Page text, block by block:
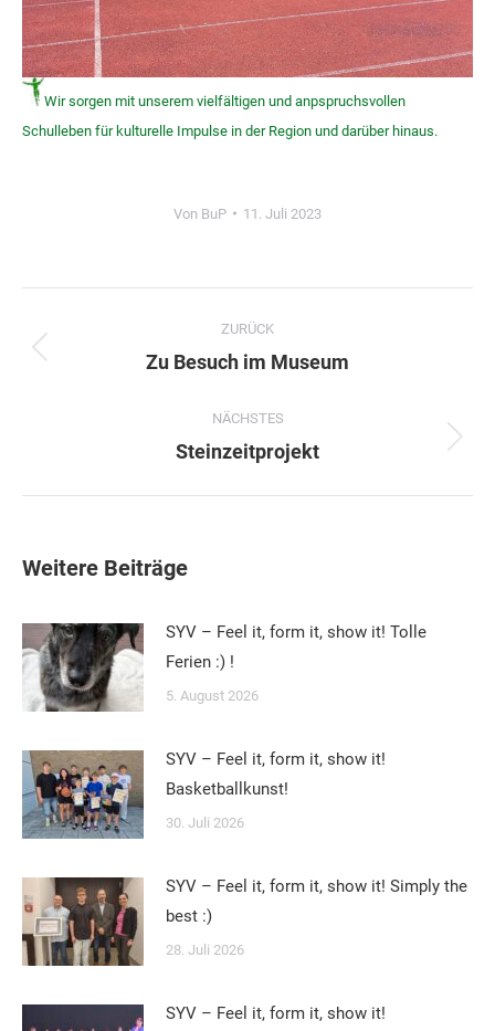
Wir sorgen mit unserem vielfältigen und anpspruchsvollen
Schulleben für kulturelle Impulse in der Region und darüber hinaus.
Von BuP 11. Juli 2023
ZURÜCK
Vorheriger
Zu Besuch im Museum
NÄCHSTES
Nächster
Steinzeitprojekt
Weitere Beiträge
SYV – Feel it, form it, show it! Tolle
Ferien :) !
5. August 2026
SYV – Feel it, form it, show it!
Basketballkunst!
30. Juli 2026
SYV – Feel it, form it, show it! Simply the
best :)
28. Juli 2026
SYV – Feel it, form it, show it!